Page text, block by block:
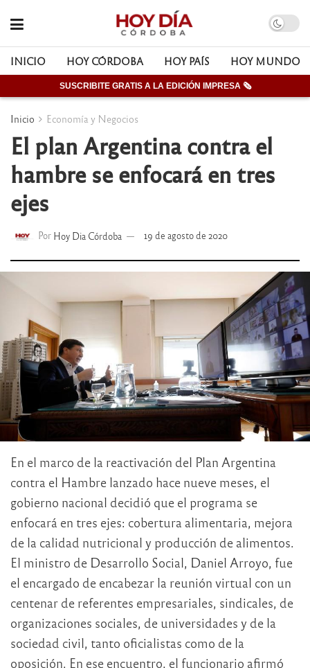
INICIO HOY CÓRDOBA HOY PAÍS HOY MUNDO
SUSCRIBITE GRATIS A LA EDICIÓN IMPRESA 🗞
Inicio Economía y Negocios
El plan Argentina contra el
hambre se enfocará en tres
ejes
Por Hoy Dia Córdoba 19 de agosto de 2020
En el marco de la reactivación del Plan Argentina
contra el Hambre lanzado hace nueve meses, el
gobierno nacional decidió que el programa se
enfocará en tres ejes: cobertura alimentaria, mejora
de la calidad nutricional y producción de alimentos.
El ministro de Desarrollo Social, Daniel Arroyo, fue
el encargado de encabezar la reunión virtual con un
centenar de referentes empresariales, sindicales, de
organizaciones sociales, de universidades y de la
sociedad civil, tanto oficialistas como de la
oposición. En ese encuentro, el funcionario afirmó